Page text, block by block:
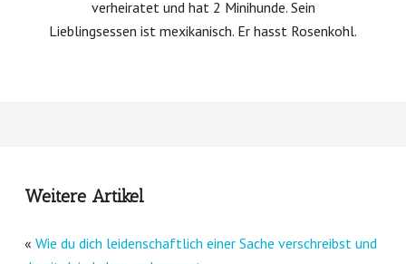
verheiratet und hat 2 Minihunde. Sein
Lieblingsessen ist mexikanisch. Er hasst Rosenkohl.
Weitere Artikel
« Wie du dich leidenschaftlich einer Sache verschreibst und